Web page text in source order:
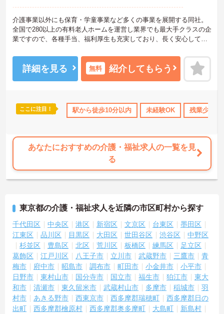
託児所・育児補助 無資格OK 日勤のみ 年間休日110日
介護事業以外にも保育・学童事業など多くの事業を展開する同社。
全国で280以上の有料老人ホームを運営し業界でも最大手クラスの企
業ですので、各種手当、福利厚生も充実しており、長く安心して働
ど、さらに詳細をお話しいたしますのでお気軽にご相談ください。
詳細を見る 無料 紹介してもらう
ここに注目！ 駅から徒歩10分以内 未経験OK 残業少なめ
あなたにおすすめの介護・福祉求人の一覧を見
る
東京都の介護・福祉求人を近隣の市区町村から探す
千代田区 中央区 港区 新宿区 文京区 台東区
墨田区
江東区
品川区 目黒区 大田区 世田谷区 渋谷区
中野区
杉並区
豊島区 北区 荒川区 板橋区 練馬区
足立区
葛飾区
江戸川区 八王子市 立川市 武蔵野市 三鷹市
青
梅市
府中市 昭島市 調布市 町田市 小金井市
小平市
日野市
東村山市 国分寺市 国立市 福生市 狛江市
東大
和市
清瀬市 東久留米市 武蔵村山市 多摩市 稲城市
羽
村市
あきる野市 西東京市 西多摩郡瑞穂町
西多摩郡日の
出町
西多摩郡檜原村 西多摩郡奥多摩町 大島町
新島村